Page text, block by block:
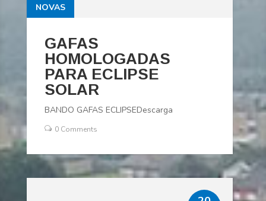
GAFAS
HOMOLOGADAS
PARA ECLIPSE
SOLAR
NOVAS
BANDO GAFAS ECLIPSEDescarga
0 Comments